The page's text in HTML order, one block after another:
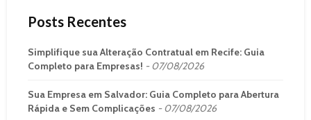
Posts Recentes
Simplifique sua Alteração Contratual em Recife: Guia
Completo para Empresas!
07/08/2026
Sua Empresa em Salvador: Guia Completo para Abertura
Rápida e Sem Complicações
07/08/2026